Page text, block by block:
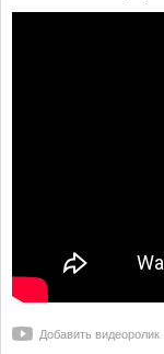
Добавить видеоролик